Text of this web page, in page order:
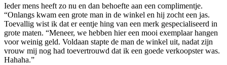
Ieder mens heeft zo nu en dan behoefte aan een complimentje.
“Onlangs kwam een grote man in de winkel en hij zocht een jas.
Toevallig wist ik dat er eentje hing van een merk gespecialiseerd in
grote maten. “Meneer, we hebben hier een mooi exemplaar hangen
voor weinig geld. Voldaan stapte de man de winkel uit, nadat zijn
vrouw mij nog had toevertrouwd dat ik een goede verkoopster was.
Hahaha.”